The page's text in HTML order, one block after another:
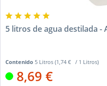
5 litros de agua destilada -
Contenido5 Litros(1,74 € / 1 Litros)
8,69 €